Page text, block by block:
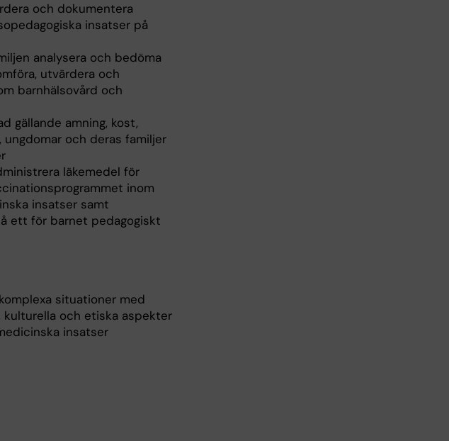
och dokumentera
insatser på
analysera och bedöma
utvärdera och
barnhälsovård och
gällande amning, kost,
och deras familjer
läkemedel för
inom
insatser samt
ett för barnet pedagogiskt
situationer med
kulturella och etiska aspekter
insatser